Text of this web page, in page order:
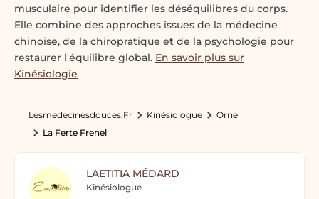
musculaire pour identifier les déséquilibres du corps.
Elle combine des approches issues de la médecine
chinoise, de la chiropratique et de la psychologie pour
restaurer l'équilibre global. En savoir plus sur
Kinésiologie
Lesmedecinesdouces.fr Kinésiologue
Orne
La Ferte Frenel
LAETITIA MÉDARD
Kinésiologue